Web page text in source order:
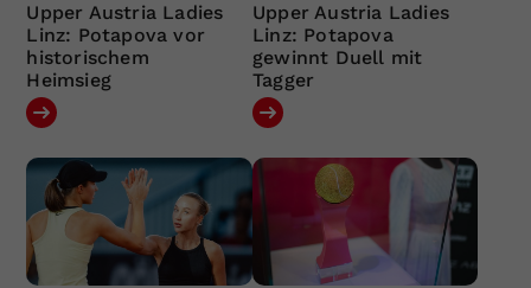
Upper Austria Ladies
Linz: Potapova vor
historischem
Heimsieg
Upper Austria Ladies
Linz: Potapova
gewinnt Duell mit
Tagger